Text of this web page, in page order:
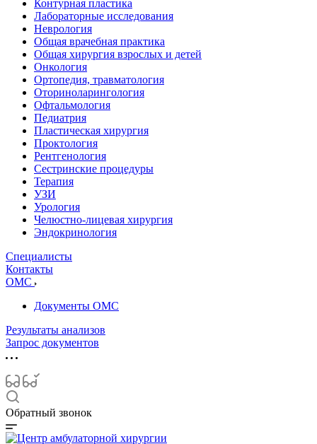
Контурная пластика
Лабораторные исследования
Неврология
Общая врачебная практика
Общая хирургия взрослых и детей
Онкология
Ортопедия, травматология
Оториноларингология
Офтальмология
Педиатрия
Пластическая хирургия
Проктология
Рентгенология
Сестринские процедуры
Терапия
УЗИ
Урология
Челюстно-лицевая хирургия
Эндокринология
Специалисты
Контакты
ОМС
Документы ОМС
Результаты анализов
Запрос документов
Обратный звонок